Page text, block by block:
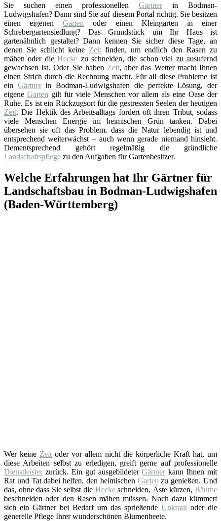
Sie suchen einen professionellen Gärtner in Bodman-
Ludwigshafen? Dann sind Sie auf diesem Portal richtig. Sie besitzen
einen eigenenGarten oder einen Kleingarten in einer
Schrebergartensiedlung? Das Grundstück um Ihr Haus ist
gartenähnlich gestaltet? Dann kennen Sie sicher diese Tage, an
denen Sie schlicht keine Zeit finden, um endlich den Rasen zu
mähen oder dieHecke zu schneiden, die schon viel zu ausufernd
gewachsen ist. Oder Sie haben Zeit, aber das Wetter macht Ihnen
einen Strich durch die Rechnung macht. Für all diese Probleme ist
ein Gärtnerin Bodman-Ludwigshafen die perfekte Lösung, der
eigene Garten gilt für viele Menschen vor allem als eine Oase der
Ruhe. Es ist ein Rückzugsort für die gestressten Seelen der heutigen
Zeit. Die Hektik des Arbeitsalltags fordert oft ihren Tribut, sodass
viele Menschen Energie im heimischen Grün tanken. Dabei
übersehen sie oft das Problem, dass die Natur lebendig ist und
entsprechend weiterwächst – auch wenn gerade niemand hinsieht.
Dementsprechend gehört regelmäßig die gründliche
Landschaftspflege zu den Aufgaben für Gartenbesitzer.
Welche Erfahrungen hat Ihr Gärtner für
Landschaftsbau in Bodman-Ludwigshafen
(Baden-Württemberg)
Wer keine Zeit oder vor allem nicht die körperliche Kraft hat, um
diese Arbeiten selbst zu erledigen, greift gerne auf professionelle
Dienstleister zurück. Ein gut ausgebildeterGärtner kann Ihnen mit
Rat und Tat dabei helfen, den heimischen Garten zu genießen. Und
das, ohne dass Sie selbst die Heckeschneiden, Äste kürzen,Bäume
beschneiden oder den Rasen mähen müssen. Noch dazu kümmert
sich ein Gärtner bei Bedarf um das sprießende Unkraut oder die
generelle Pflege Ihrer wunderschönen Blumenbeete.